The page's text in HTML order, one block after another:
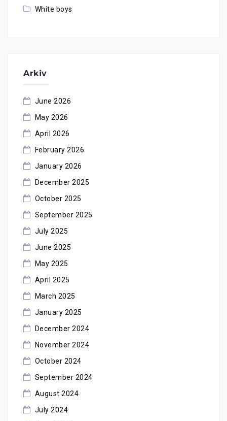
White boys
Arkiv
June 2026
May 2026
April 2026
February 2026
January 2026
December 2025
October 2025
September 2025
July 2025
June 2025
May 2025
April 2025
March 2025
January 2025
December 2024
November 2024
October 2024
September 2024
August 2024
July 2024